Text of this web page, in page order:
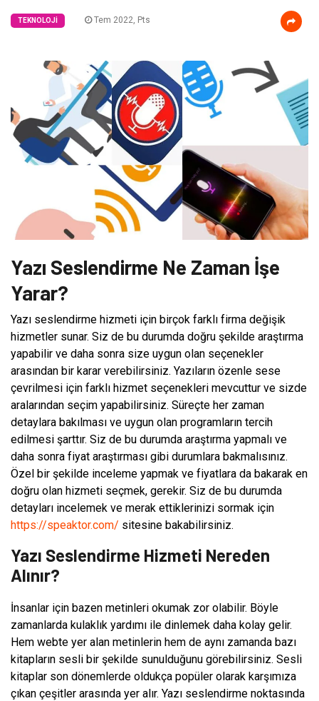
TEKNOLOJI Tem 2022, Pts
Yazı Seslendirme Ne Zaman İşe
Yarar?
Yazı seslendirme hizmeti için birçok farklı firma değişik
hizmetler sunar. Siz de bu durumda doğru şekilde araştırma
yapabilir ve daha sonra size uygun olan seçenekler
arasından bir karar verebilirsiniz. Yazıların özenle sese
çevrilmesi için farklı hizmet seçenekleri mevcuttur ve sizde
aralarından seçim yapabilirsiniz. Süreçte her zaman
detaylara bakılması ve uygun olan programların tercih
edilmesi şarttır. Siz de bu durumda araştırma yapmalı ve
daha sonra fiyat araştırması gibi durumlara bakmalısınız.
Özel bir şekilde inceleme yapmak ve fiyatlara da bakarak en
doğru olan hizmeti seçmek, gerekir. Siz de bu durumda
detayları incelemek ve merak ettiklerinizi sormak için
https://speaktor.com/ sitesine bakabilirsiniz.
Yazı Seslendirme Hizmeti Nereden
Alınır?
İnsanlar için bazen metinleri okumak zor olabilir. Böyle
zamanlarda kulaklık yardımı ile dinlemek daha kolay gelir.
Hem webte yer alan metinlerin hem de aynı zamanda bazı
kitapların sesli bir şekilde sunulduğunu görebilirsiniz. Sesli
kitaplar son dönemlerde oldukça popüler olarak karşımıza
çıkan çeşitler arasında yer alır. Yazı seslendirme noktasında